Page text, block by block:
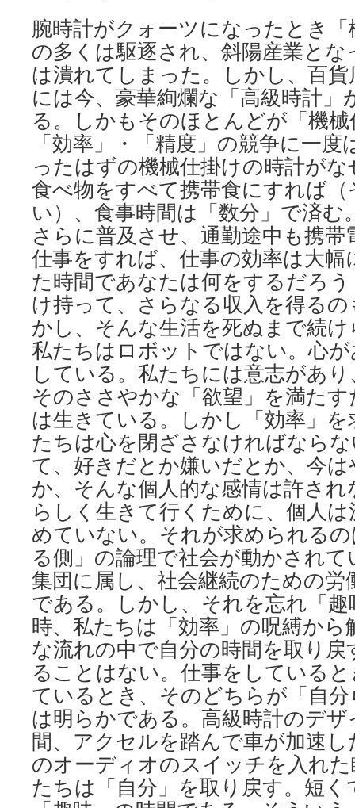
腕時計がクォーツになったとき
の多くは駆逐され、斜陽産業と
は潰れてしまった。しかし、百
には今、豪華絢爛な「高級時計
る。しかもそのほとんどが「機
「効率」・「精度」の競争に一
ったはずの機械仕掛けの時計が
食べ物をすべて携帯食にすれば
い）、食事時間は「数分」で済
さらに普及させ、通勤途中も携帯
仕事をすれば、仕事の効率は大
た時間であなたは何をするだろ
け持って、さらなる収入を得る
かし、そんな生活を死ぬまで続
私たちはロボットではない。心
している。私たちには意志があ
そのささやかな「欲望」を満た
は生きている。しかし「効率」
たちは心を閉ざさなければなら
て、好きだとか嫌いだとか、今
か、そんな個人的な感情は許さ
らしく生きて行くために、個人
めていない。それが求められる
る側」の論理で社会が動かされ
集団に属し、社会継続のための労
である。しかし、それを忘れ「
時、私たちは「効率」の呪縛か
な流れの中で自分の時間を取り
ることはない。仕事をしている
ているとき、そのどちらが「自
は明らかである。高級時計のデ
間、アクセルを踏んで車が加速
のオーディオのスイッチを入れ
たちは「自分」を取り戻す。短